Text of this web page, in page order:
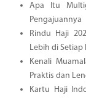
Apa Itu
Pengajuannya
Rindu Haji
Lebih di Setiap
Kenali
Praktis dan
Kartu Haji